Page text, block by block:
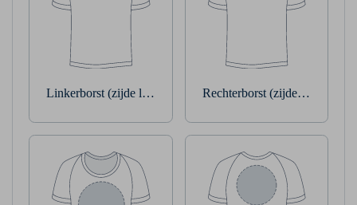
Linkerborst (zijde linkerarm) Rechterborst (zijde